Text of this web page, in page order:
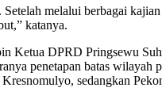
melalui berbagai
katanya.
Ketua DPRD Pringsewu
penetapan batas
sedangkan